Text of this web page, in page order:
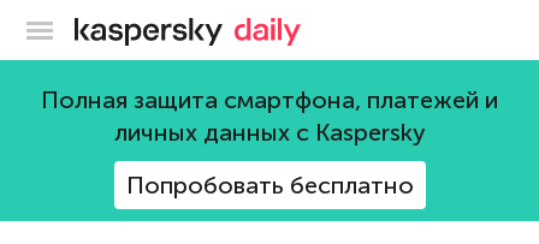
Блог Касперского
Полная защита смартфона, платежей и
личных данных с Kaspersky
Попробовать бесплатно